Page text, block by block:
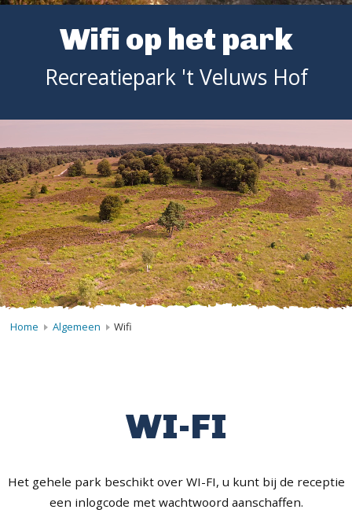
Wifi op het park
Recreatiepark 't Veluws Hof
Home Algemeen Wifi
WI-FI
Het gehele park beschikt over WI-FI, u kunt bij de receptie
een inlogcode met wachtwoord aanschaffen.